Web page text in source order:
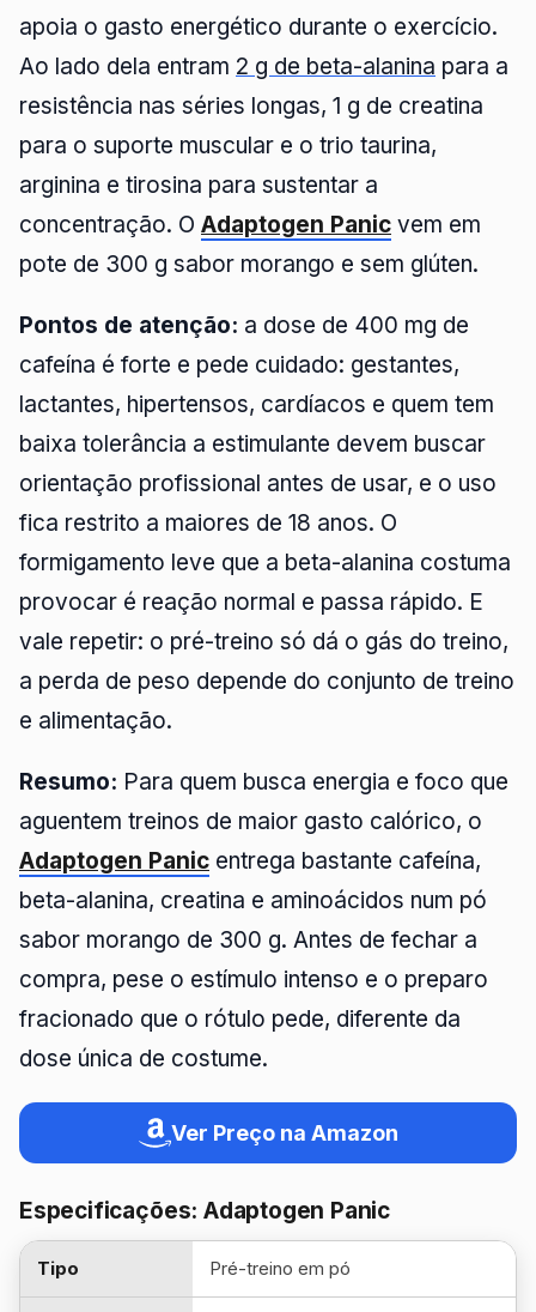
apoia o gasto energético durante o exercício.
Ao lado dela entram 2 g de beta-alanina para a
resistência nas séries longas, 1 g de creatina
para o suporte muscular e o trio taurina,
arginina e tirosina para sustentar a
concentração. O Adaptogen Panic vem em
pote de 300 g sabor morango e sem glúten.
Pontos de atenção: a dose de 400 mg de
cafeína é forte e pede cuidado: gestantes,
lactantes, hipertensos, cardíacos e quem tem
baixa tolerância a estimulante devem buscar
orientação profissional antes de usar, e o uso
fica restrito a maiores de 18 anos. O
formigamento leve que a beta-alanina costuma
provocar é reação normal e passa rápido. E
vale repetir: o pré-treino só dá o gás do treino,
a perda de peso depende do conjunto de treino
e alimentação.
Resumo: Para quem busca energia e foco que
aguentem treinos de maior gasto calórico, o
Adaptogen Panic entrega bastante cafeína,
beta-alanina, creatina e aminoácidos num pó
sabor morango de 300 g. Antes de fechar a
compra, pese o estímulo intenso e o preparo
fracionado que o rótulo pede, diferente da
dose única de costume.
Ver Preço na Amazon
Especificações: Adaptogen Panic
Tipo Pré-treino em pó